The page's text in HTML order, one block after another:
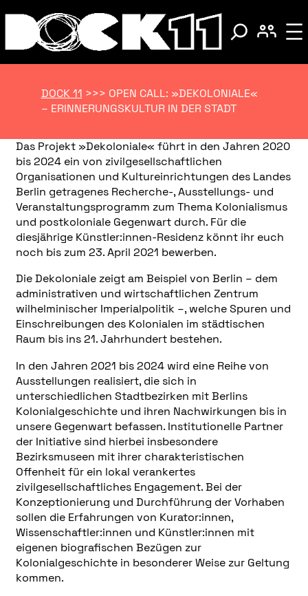
DOCK 11 >>> OPEN CALL: »DEKOLONIALE«
– ERINNERUNGSKULTUR IN DER STADT
Das Projekt »Dekoloniale« führt in den Jahren 2020
bis 2024 ein von zivilgesellschaftlichen
Organisationen und Kultureinrichtungen des Landes
Berlin getragenes Recherche-, Ausstellungs- und
Veranstaltungsprogramm zum Thema Kolonialismus
und postkoloniale Gegenwart durch. Für die
diesjährige Künstler:innen-Residenz könnt ihr euch
noch bis zum 23. April 2021 bewerben.
Die Dekoloniale zeigt am Beispiel von Berlin – dem
administrativen und wirtschaftlichen Zentrum
wilhelminischer Imperialpolitik –, welche Spuren und
Einschreibungen des Kolonialen im städtischen
Raum bis ins 21. Jahrhundert bestehen.
In den Jahren 2021 bis 2024 wird eine Reihe von
Ausstellungen realisiert, die sich in
unterschiedlichen Stadtbezirken mit Berlins
Kolonialgeschichte und ihren Nachwirkungen bis in
unsere Gegenwart befassen. Institutionelle Partner
der Initiative sind hierbei insbesondere
Bezirksmuseen mit ihrer charakteristischen
Offenheit für ein lokal verankertes
zivilgesellschaftliches Engagement. Bei der
Konzeptionierung und Durchführung der Vorhaben
sollen die Erfahrungen von Kurator:innen,
Wissenschaftler:innen und Künstler:innen mit
eigenen biografischen Bezügen zur
Kolonialgeschichte in besonderer Weise zur Geltung
kommen.